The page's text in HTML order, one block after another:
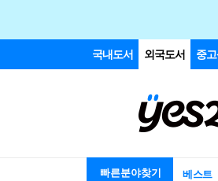
국내도서 외국도서 중
빠른분야찾기 베스트